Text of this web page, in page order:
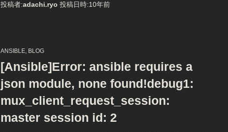
投稿者:adachi.ryo 投稿日時:10年前
ANSIBLE BLOG
[Ansible]Error: ansible requires a
json module, none found!debug1:
mux_client_request_session:
master session id: 2